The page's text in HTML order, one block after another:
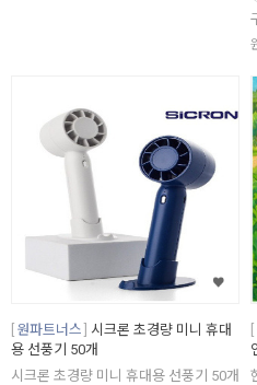
원파트너스
시크론 초경량 미니 휴대
용 선풍기 50개
시크론 초경량 미니 휴대용 선풍기 50개